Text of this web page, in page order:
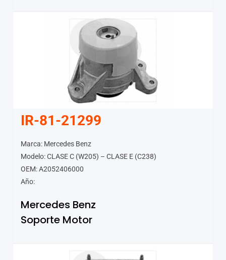
IR-81-21299
Marca: Mercedes Benz
Modelo: CLASE C (W205) – CLASE E (C238)
OEM: A2052406000
Año:
Mercedes Benz
Soporte Motor